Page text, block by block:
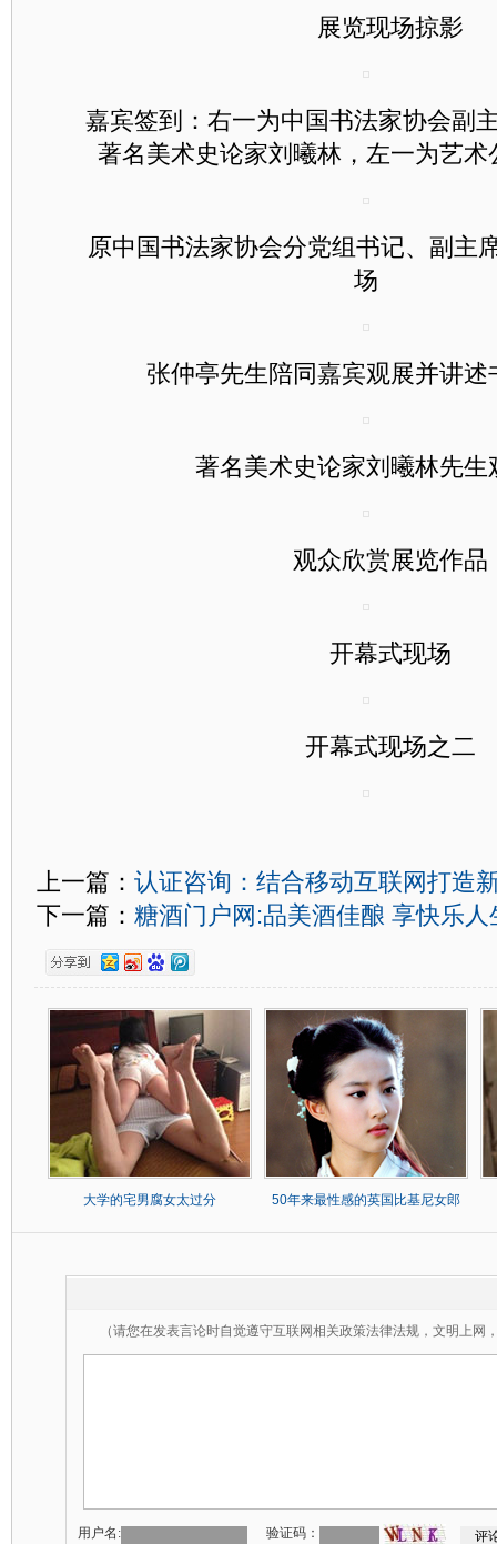
展览现场掠影
嘉宾签到：右一为中国书法家协会副
著名美术史论家刘曦林，左一为艺术
原中国书法家协会分党组书记、副主
场
张仲亭先生陪同嘉宾观展并讲述
著名美术史论家刘曦林先生
观众欣赏展览作品
开幕式现场
开幕式现场之二
上一篇： 认证咨询：结合移动互联网打造
下一篇： 糖酒门户网:品美酒佳酿 享快乐人
大学的宅男腐女太过分 50年来最性感的英国比基尼女郎
（请您在发表言论时自觉遵守互联网相关政策法律法规，文明上网
用户名: 验证码：